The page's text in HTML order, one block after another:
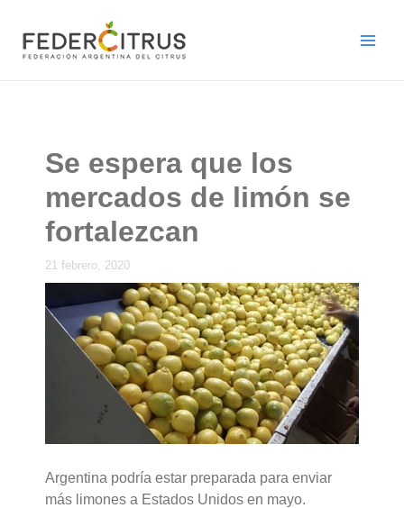
contenido
Se espera que los
mercados de limón se
fortalezcan
21 febrero, 2020
Argentina podría estar preparada para enviar
más limones a Estados Unidos en mayo.